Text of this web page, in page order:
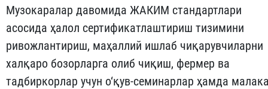
Музокаралар давомида ЖАКИМ стандартлари
асосида ҳалол сертификатлаштириш тизимини
ривожлантириш, маҳаллий ишлаб чиқарувчиларни
халқаро бозорларга олиб чиқиш, фермер ва
тадбиркорлар учун о‘қув-семинарлар ҳамда